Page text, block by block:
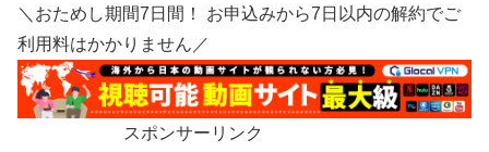
＼おためし期間7日間！ お申込みから7日以内の解約でご
利用料はかかりません／
スポンサーリンク